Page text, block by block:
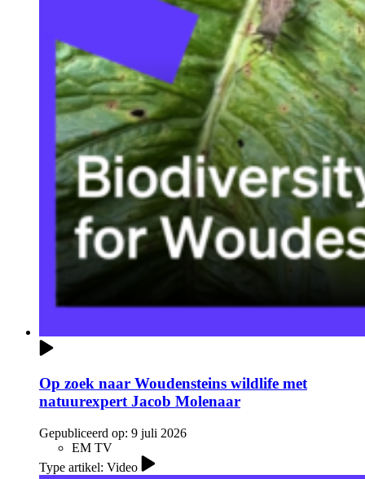
Op zoek naar Woudensteins wildlife met
natuurexpert Jacob Molenaar
Gepubliceerd op: 9 juli 2026
EM TV
Type artikel: Video